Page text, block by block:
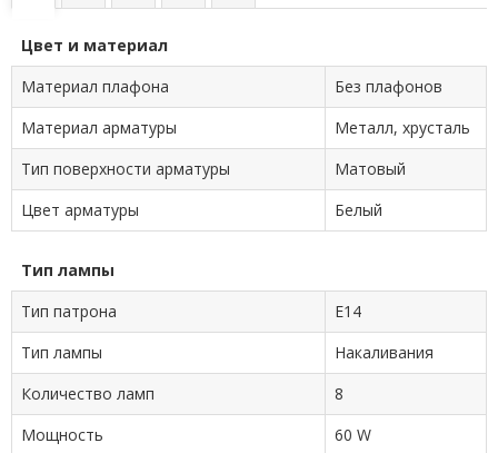
Цвет и материал
Материал плафона
Без плафонов
Материал арматуры
Металл, хрусталь
Тип поверхности арматуры
Матовый
Цвет арматуры
Белый
Тип лампы
Тип патрона
E14
Тип лампы
Накаливания
Количество ламп
8
Мощность
60 W